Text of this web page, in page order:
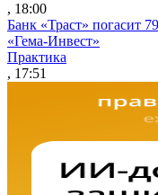
, 18:00
Банк «Траст» погасит
«Гема-Инвест»
Практика
, 17:51